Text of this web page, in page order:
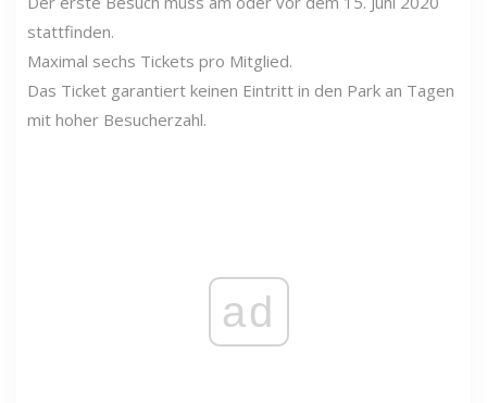
stattfinden.
Maximal sechs Tickets pro Mitglied.
Das Ticket garantiert keinen Eintritt in den Park an Tagen
mit hoher Besucherzahl.
ad